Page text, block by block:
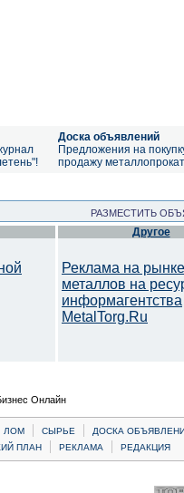
Доска объявлений
Предложения на
продажу
РАЗМЕСТИТЬ
Другое
Реклама на рынке
металлов на
информагентства
MetalTorg.Ru
Онлайн
ЛОМ | CЫРЬЕ |
ДОСКА
ПЛАН | РЕКЛАМА | РЕДАКЦИЯ